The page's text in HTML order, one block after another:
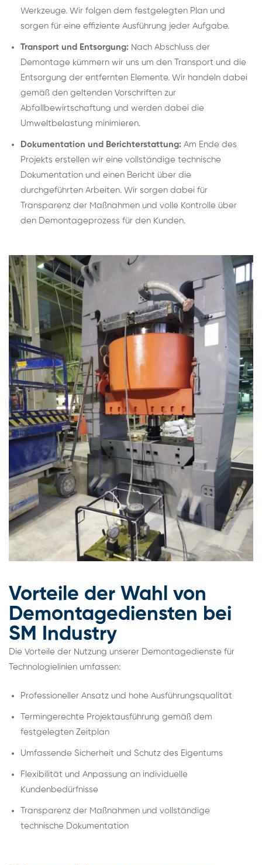
Werkzeuge. Wir folgen dem festgelegten Plan und
sorgen für eine effiziente Ausführung jeder Aufgabe.
Transport und Entsorgung: Nach Abschluss der
Demontage kümmern wir uns um den Transport und die
Entsorgung der entfernten Elemente. Wir handeln dabei
gemäß den geltenden Vorschriften zur
Abfallbewirtschaftung und werden dabei die
Umweltbelastung minimieren.
Dokumentation und Berichterstattung: Am Ende des
Projekts erstellen wir eine vollständige technische
Dokumentation und einen Bericht über die
durchgeführten Arbeiten. Wir sorgen dabei für
Transparenz der Maßnahmen und volle Kontrolle über
den Demontageprozess für den Kunden.
Vorteile der Wahl von
Demontagediensten bei
SM Industry
Die Vorteile der Nutzung unserer Demontagedienste für
Technologielinien umfassen:
Professioneller Ansatz und hohe Ausführungsqualität
Termingerechte Projektausführung gemäß dem
festgelegten Zeitplan
Umfassende Sicherheit und Schutz des Eigentums
Flexibilität und Anpassung an individuelle
Kundenbedürfnisse
Transparenz der Maßnahmen und vollständige
technische Dokumentation